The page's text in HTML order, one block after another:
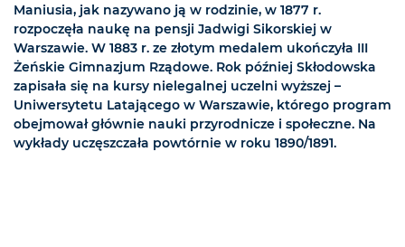
Maniusia, jak nazywano ją w rodzinie, w 1877 r.
rozpoczęła naukę na pensji Jadwigi Sikorskiej w
Warszawie. W 1883 r. ze złotym medalem ukończyła III
Żeńskie Gimnazjum Rządowe. Rok później Skłodowska
zapisała się na kursy nielegalnej uczelni wyższej –
Uniwersytetu Latającego w Warszawie, którego program
obejmował głównie nauki przyrodnicze i społeczne. Na
wykłady uczęszczała powtórnie w roku 1890/1891.